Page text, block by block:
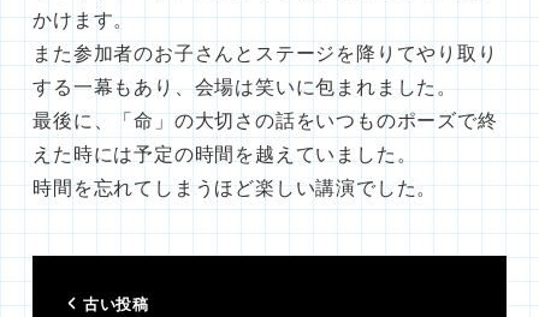
かけます。
また参加者のお子さんとステージを降りてやり取り
する一幕もあり、会場は笑いに包まれました。
最後に、「命」の大切さの話をいつものポーズで終
えた時には予定の時間を越えていました。
時間を忘れてしまうほど楽しい講演でした。
古い投稿